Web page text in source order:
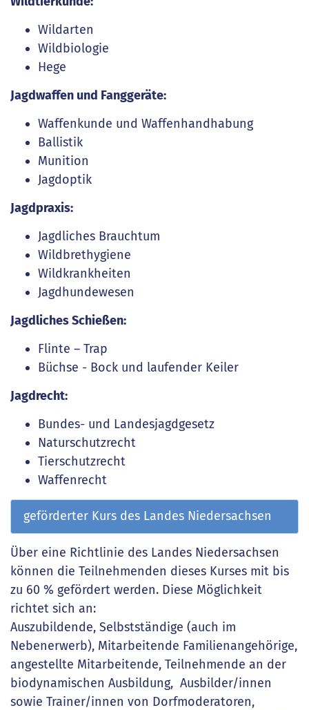
Wildarten
Wildbiologie
Hege
Jagdwaffen und Fanggeräte:
Waffenkunde und Waffenhandhabung
Ballistik
Munition
Jagdoptik
Jagdpraxis:
Jagdliches Brauchtum
Wildbrethygiene
Wildkrankheiten
Jagdhundewesen
Jagdliches Schießen:
Flinte – Trap
Büchse - Bock und laufender Keiler
Jagdrecht:
Bundes- und Landesjagdgesetz
Naturschutzrecht
Tierschutzrecht
Waffenrecht
geförderter Kurs des Landes Niedersachsen
Über eine Richtlinie des Landes Niedersachsen
können die Teilnehmenden dieses Kurses mit bis
zu 60 % gefördert werden. Diese Möglichkeit
richtet sich an:
Auszubildende, Selbstständige (auch im
Nebenerwerb), Mitarbeitende Familienangehörige,
angestellte Mitarbeitende, Teilnehmende an der
biodynamischen Ausbildung, Ausbilder/innen
sowie Trainer/innen von Dorfmoderatoren,